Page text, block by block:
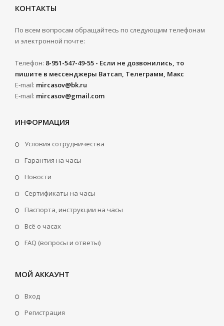
КОНТАКТЫ
По всем вопросам обращайтесь по следующим телефонам
и электронной почте:
Телефон: 8-951-547-49-55 - Если не дозвонились, то
пишите в мессенджеры Ватсап, Телеграмм, Макс
E-mail: mircasov@bk.ru
E-mail: mircasov@gmail.com
ИНФОРМАЦИЯ
Условия сотрудничества
Гарантия на часы
Новости
Сертификаты на часы
Паспорта, инструкции на часы
Всё о часах
FAQ (вопросы и ответы)
МОЙ АККАУНТ
Вход
Регистрация